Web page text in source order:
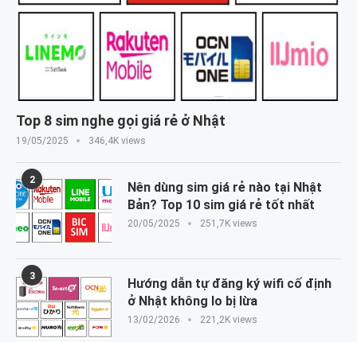
Top 8 sim nghe gọi giá rẻ ở Nhật
19/05/2025 346,4K views
2
Nên dùng sim giá rẻ nào tại Nhật
Bản? Top 10 sim giá rẻ tốt nhất
20/05/2025 251,7K views
3
Hướng dẫn tự đăng ký wifi cố định
ở Nhật không lo bị lừa
13/02/2026 221,2K views